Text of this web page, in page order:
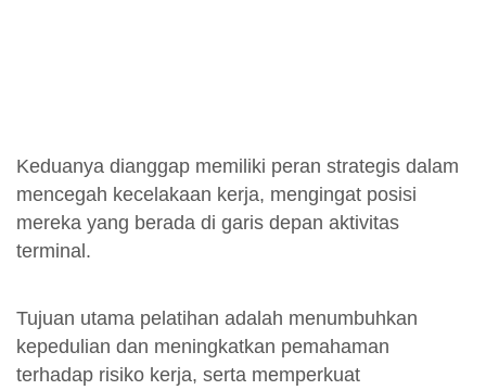
Keduanya dianggap memiliki peran strategis dalam
mencegah kecelakaan kerja, mengingat posisi
mereka yang berada di garis depan aktivitas
terminal.
Tujuan utama pelatihan adalah menumbuhkan
kepedulian dan meningkatkan pemahaman
terhadap risiko kerja, serta memperkuat